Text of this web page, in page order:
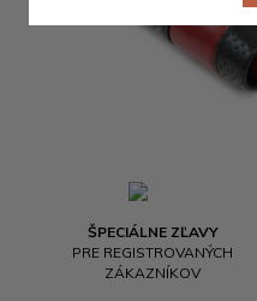
ŠPECIÁLNE ZĽAVY
PRE REGISTROVANÝCH
ZÁKAZNÍKOV